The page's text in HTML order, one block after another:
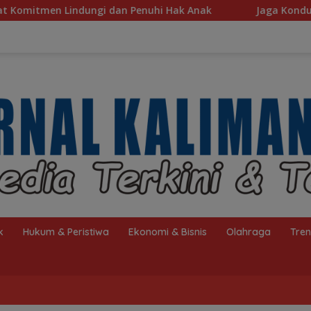
Hak Anak Jaga Kondusivitas HSS, Intelkam Polda
Hukum & Peristiwa Ekonomi & Bisnis Olahraga